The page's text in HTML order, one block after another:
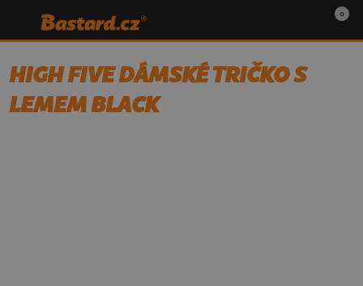
0
HIGH FIVE DÁMSKÉ TRIČKO S
LEMEM BLACK